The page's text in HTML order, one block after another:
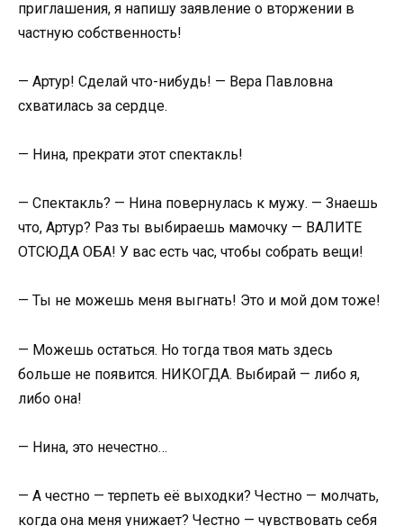
приглашения, я напишу заявление о вторжении в
частную собственность!
— Артур! Сделай что-нибудь! — Вера Павловна
схватилась за сердце.
— Нина, прекрати этот спектакль!
— Спектакль? — Нина повернулась к мужу. — Знаешь
что, Артур? Раз ты выбираешь мамочку — ВАЛИТЕ
ОТСЮДА ОБА! У вас есть час, чтобы собрать вещи!
— Ты не можешь меня выгнать! Это и мой дом тоже!
— Можешь остаться. Но тогда твоя мать здесь
больше не появится. НИКОГДА. Выбирай — либо я,
либо она!
— Нина, это нечестно…
— А честно — терпеть её выходки? Честно — молчать,
когда она меня унижает? Честно — чувствовать себя